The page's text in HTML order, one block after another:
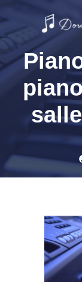
au
contenu